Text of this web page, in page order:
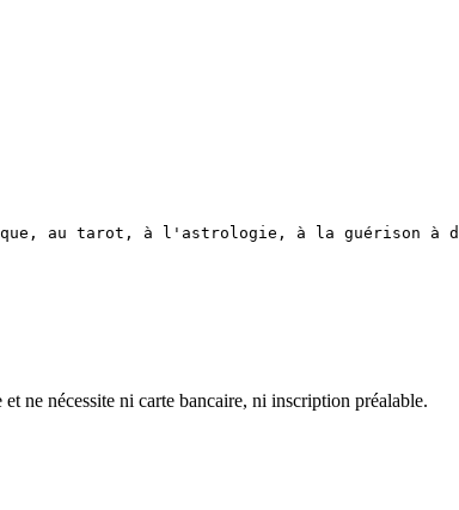
au tarot, à l'astrologie, à la
ne nécessite ni carte bancaire, ni inscription préalable.